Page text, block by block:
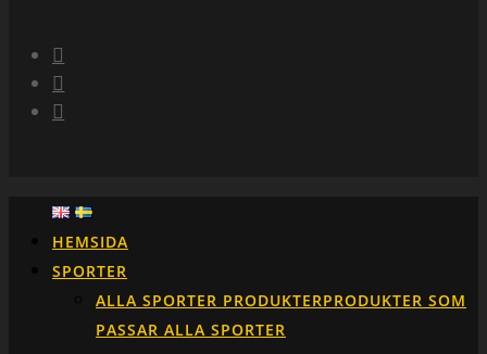
HEMSIDA
SPORTER
ALLA SPORTER PRODUKTERPRODUKTER SOM
PASSAR ALLA SPORTER